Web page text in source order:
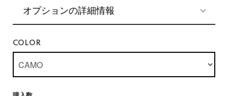
オプションの詳細情報
COLOR